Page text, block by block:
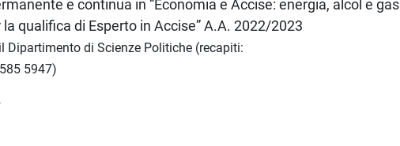
e continua in “Economia e Accise: energia, alcol e gas
qualifica di Esperto in Accise” A.A. 2022/2023
di Scienze Politiche (recapiti:
5947)